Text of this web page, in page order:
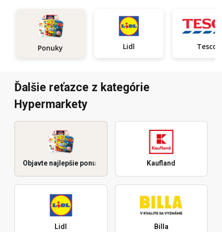
Ponuky Lidl Tesco
Ďalšie reťazce z kategórie
Hypermarkety
Objavte najlepšie ponuky Kaufland
Lidl Billa